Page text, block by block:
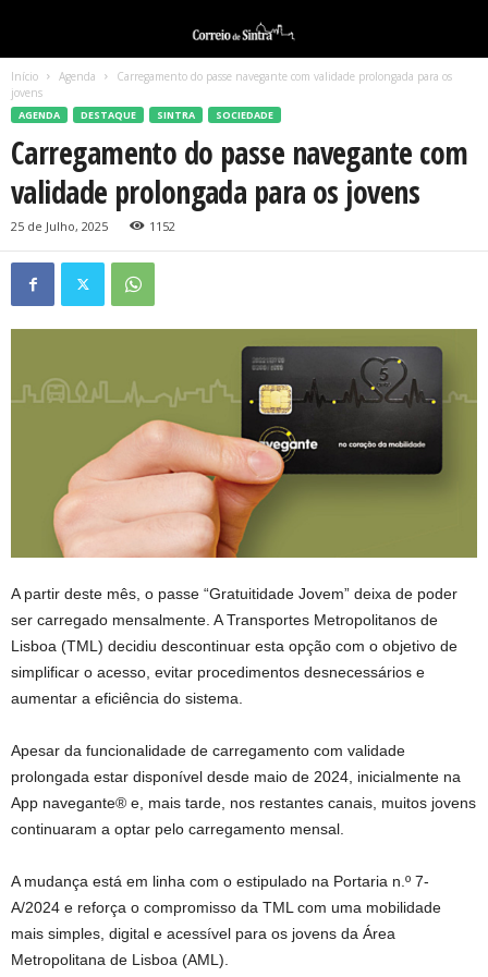
Início Agenda
Carregamento do passe navegante com validade prolongada para os
jovens
AGENDA DESTAQUE SINTRA SOCIEDADE
Carregamento do passe navegante com
validade prolongada para os jovens
25 de Julho, 2025 1152
A partir deste mês, o passe “Gratuitidade Jovem” deixa de poder
ser carregado mensalmente. A Transportes Metropolitanos de
Lisboa (TML) decidiu descontinuar esta opção com o objetivo de
simplificar o acesso, evitar procedimentos desnecessários e
aumentar a eficiência do sistema.
Apesar da funcionalidade de carregamento com validade
prolongada estar disponível desde maio de 2024, inicialmente na
App navegante® e, mais tarde, nos restantes canais, muitos jovens
continuaram a optar pelo carregamento mensal.
A mudança está em linha com o estipulado na Portaria n.º 7-
A/2024 e reforça o compromisso da TML com uma mobilidade
mais simples, digital e acessível para os jovens da Área
Metropolitana de Lisboa (AML).